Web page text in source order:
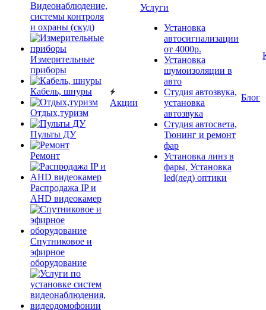
Видеонаблюдение,
системы контроля
и охраны (скуд)
Измерительные
приборы
Кабель, шнуры
Отдых,туризм
Пульты ДУ
Ремонт
Распродажа IP и
AHD видеокамер
Спутниковое и
эфирное
оборудование
Акции
Услуги
Установка
автосигнализации
от 4000р.
Установка
шумоизоляции в
авто
Студия автозвука,
установка
автозвука
Студия автосвета,
Тюнинг и ремонт
фар
Установка линз в
фары, Установка
led(лед) оптики
Блог